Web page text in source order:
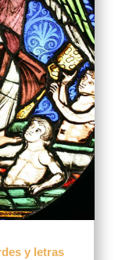
y letras